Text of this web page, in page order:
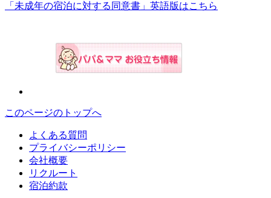
「未成年の宿泊に対する同意書」英語版はこちら
このページのトップへ
よくある質問
プライバシーポリシー
会社概要
リクルート
宿泊約款